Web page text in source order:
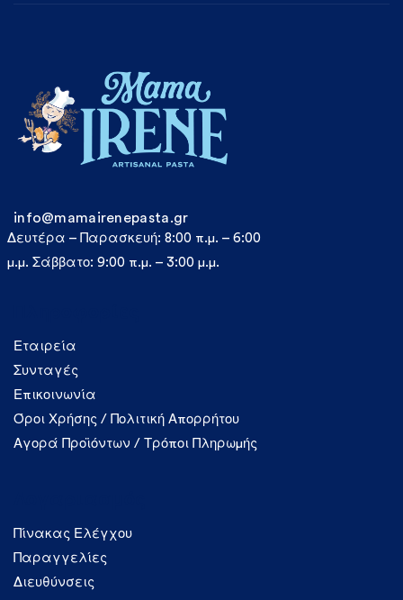
Εταιρεία
Συνταγές
Επικοινωνία
Όροι Χρήσης / Πολιτική Απορρήτου
Αγορά Προϊόντων / Τρόποι Πληρωμής
Πίνακας Ελέγχου
Παραγγελίες
Διευθύνσεις
info@mamairenepasta.gr
Δευτέρα – Παρασκευή: 8:00 π.μ. – 6:00
μ.μ. Σάββατο: 9:00 π.μ. – 3:00 μ.μ.